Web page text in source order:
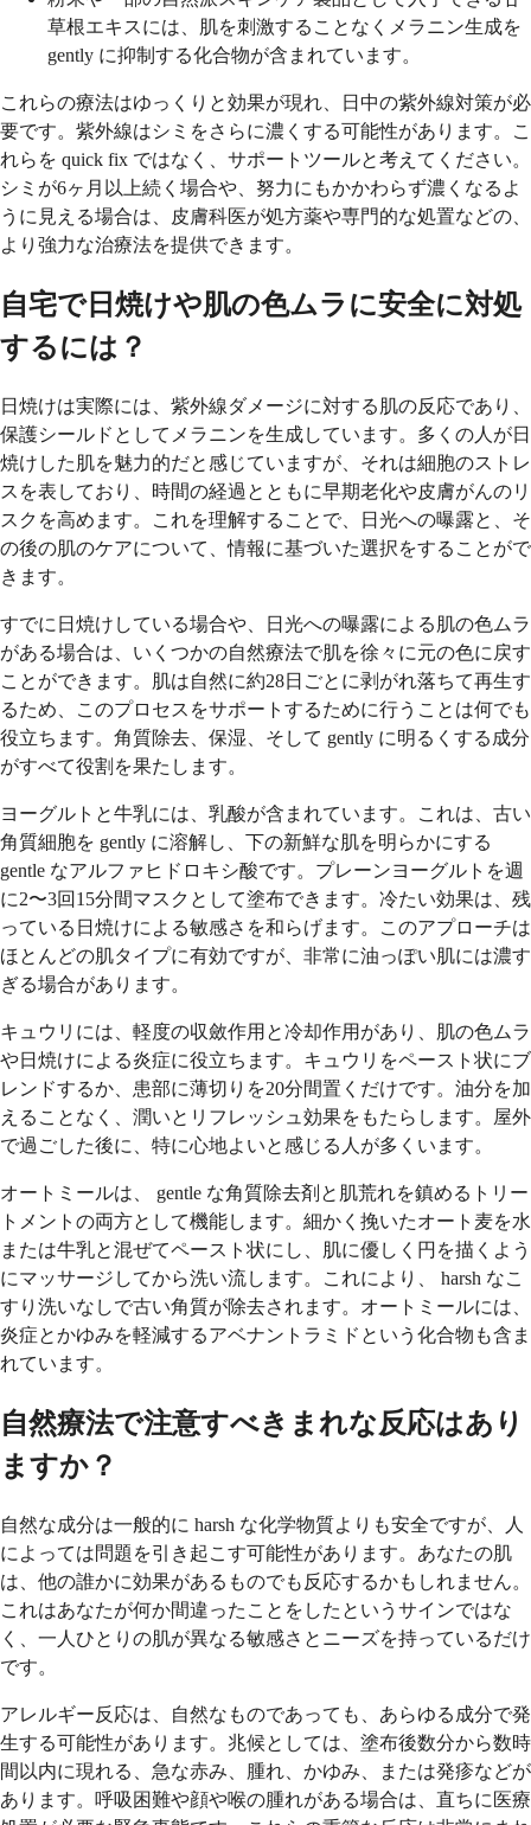
草根エキスには、肌を刺激することなくメラニン生成を
gently に抑制する化合物が含まれています。
これらの療法はゆっくりと効果が現れ、日中の紫外線対策が必
要です。紫外線はシミをさらに濃くする可能性があります。こ
れらを quick fix ではなく、サポートツールと考えてください。
シミが6ヶ月以上続く場合や、努力にもかかわらず濃くなるよ
うに見える場合は、皮膚科医が処方薬や専門的な処置などの、
より強力な治療法を提供できます。
自宅で日焼けや肌の色ムラに安全に対処
するには？
日焼けは実際には、紫外線ダメージに対する肌の反応であり、
保護シールドとしてメラニンを生成しています。多くの人が日
焼けした肌を魅力的だと感じていますが、それは細胞のストレ
スを表しており、時間の経過とともに早期老化や皮膚がんのリ
スクを高めます。これを理解することで、日光への曝露と、そ
の後の肌のケアについて、情報に基づいた選択をすることがで
きます。
すでに日焼けしている場合や、日光への曝露による肌の色ムラ
がある場合は、いくつかの自然療法で肌を徐々に元の色に戻す
ことができます。肌は自然に約28日ごとに剥がれ落ちて再生す
るため、このプロセスをサポートするために行うことは何でも
役立ちます。角質除去、保湿、そして gently に明るくする成分
がすべて役割を果たします。
ヨーグルトと牛乳には、乳酸が含まれています。これは、古い
角質細胞を gently に溶解し、下の新鮮な肌を明らかにする
gentle なアルファヒドロキシ酸です。プレーンヨーグルトを週
に2〜3回15分間マスクとして塗布できます。冷たい効果は、残
っている日焼けによる敏感さを和らげます。このアプローチは
ほとんどの肌タイプに有効ですが、非常に油っぽい肌には濃す
ぎる場合があります。
キュウリには、軽度の収斂作用と冷却作用があり、肌の色ムラ
や日焼けによる炎症に役立ちます。キュウリをペースト状にブ
レンドするか、患部に薄切りを20分間置くだけです。油分を加
えることなく、潤いとリフレッシュ効果をもたらします。屋外
で過ごした後に、特に心地よいと感じる人が多くいます。
オートミールは、 gentle な角質除去剤と肌荒れを鎮めるトリー
トメントの両方として機能します。細かく挽いたオート麦を水
または牛乳と混ぜてペースト状にし、肌に優しく円を描くよう
にマッサージしてから洗い流します。これにより、 harsh なこ
すり洗いなしで古い角質が除去されます。オートミールには、
炎症とかゆみを軽減するアベナントラミドという化合物も含ま
れています。
自然療法で注意すべきまれな反応はあり
ますか？
自然な成分は一般的に harsh な化学物質よりも安全ですが、人
によっては問題を引き起こす可能性があります。あなたの肌
は、他の誰かに効果があるものでも反応するかもしれません。
これはあなたが何か間違ったことをしたというサインではな
く、一人ひとりの肌が異なる敏感さとニーズを持っているだけ
です。
アレルギー反応は、自然なものであっても、あらゆる成分で発
生する可能性があります。兆候としては、塗布後数分から数時
間以内に現れる、急な赤み、腫れ、かゆみ、または発疹などが
あります。呼吸困難や顔や喉の腫れがある場合は、直ちに医療